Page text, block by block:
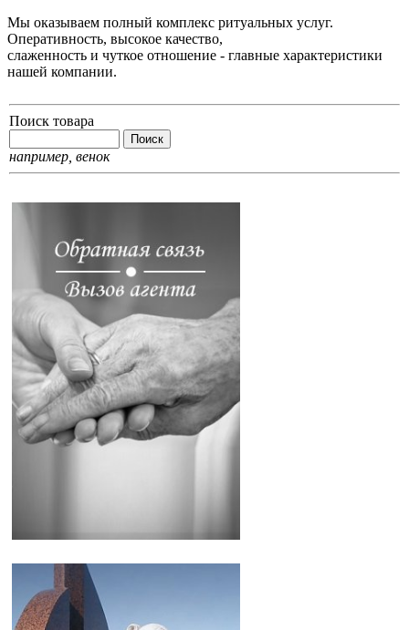
Мы оказываем полный комплекс ритуальных услуг.
Оперативность, высокое качество,
слаженность и чуткое отношение - главные характеристики
нашей компании.
Поиск товара
например, венок